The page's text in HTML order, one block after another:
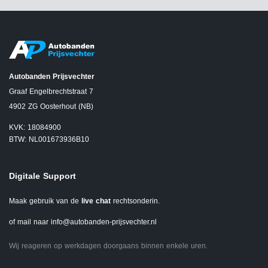
Autobanden Prijsvechter
Graaf Engelbrechtstraat 7
4902 ZG Oosterhout (NB)
KVK: 18084900
BTW: NL001673936B10
Digitale Support
Maak gebruik van de live chat rechtsonderin.
of mail naar info@autobanden-prijsvechter.nl
Wij reageren op werkdagen doorgaans binnen enkele uren.